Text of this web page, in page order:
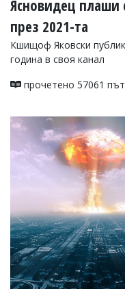
Ясновидец плаши
през 2021-та
Кшищоф Яковски
година в своя канал
прочетено 57061